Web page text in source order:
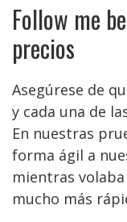
Follow me
precios
Asegúrese de
y cada una de
En nuestras
forma ágil a
mientras
mucho más